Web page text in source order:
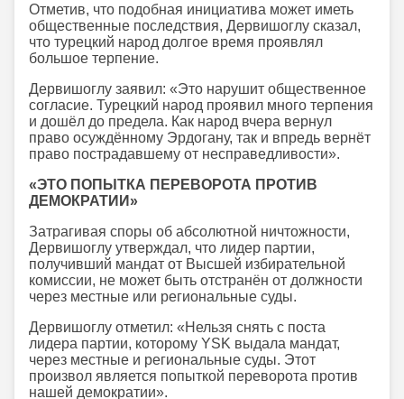
Отметив, что подобная инициатива может иметь
общественные последствия, Дервишоглу сказал,
что турецкий народ долгое время проявлял
большое терпение.
Дервишоглу заявил: «Это нарушит общественное
согласие. Турецкий народ проявил много терпения
и дошёл до предела. Как народ вчера вернул
право осуждённому Эрдогану, так и впредь вернёт
право пострадавшему от несправедливости».
«ЭТО ПОПЫТКА ПЕРЕВОРОТА ПРОТИВ
ДЕМОКРАТИИ»
Затрагивая споры об абсолютной ничтожности,
Дервишоглу утверждал, что лидер партии,
получивший мандат от Высшей избирательной
комиссии, не может быть отстранён от должности
через местные или региональные суды.
Дервишоглу отметил: «Нельзя снять с поста
лидера партии, которому YSK выдала мандат,
через местные и региональные суды. Этот
произвол является попыткой переворота против
нашей демократии».